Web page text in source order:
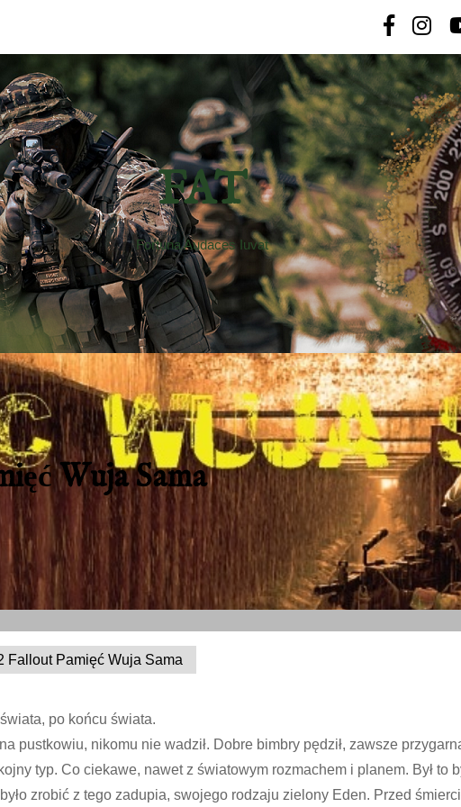
FAT
Fortuna Audaces Iuvat
Wuja Sama
Fallout Pamięć Wuja Sama
po końcu świata.
pustkowiu, nikomu nie wadził. Dobre bimbry pędził, zawsze
typ. Co ciekawe, nawet z światowym rozmachem i planem. Był to
zrobić z tego zadupia, swojego rodzaju zielony Eden. Przed